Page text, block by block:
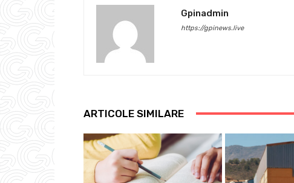
Gpinadmin
https://gpinews.live
ARTICOLE SIMILARE